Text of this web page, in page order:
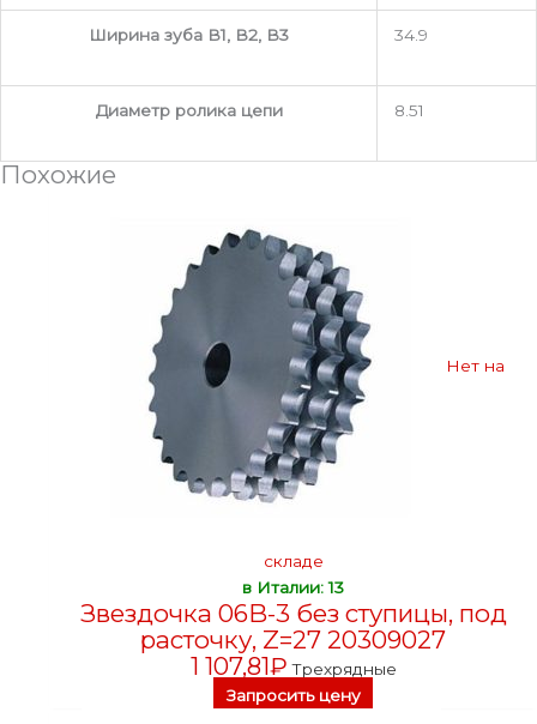
Ширина зуба В1, В2, В3 34.9
Диаметр ролика цепи 8.51
Похожие
Нет на
складе
в Италии: 13
Звездочка 06B-3 без ступицы, под
расточку, Z=27 20309027
1 107,81₽ Трехрядные
Запросить цену